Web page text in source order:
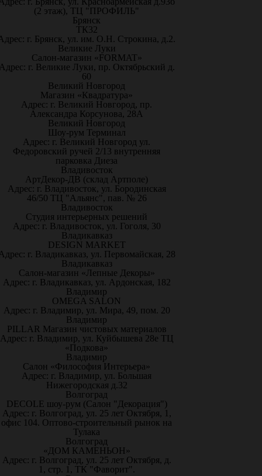
(2 этаж), ТЦ "ПРОФИЛЬ"
Брянск
ТК32
г. Брянск, ул. им. О.Н. Строкина, д.2.
Великие Луки
Салон-магазин «FORMAT»
г. Великие Луки, пр. Октябрьский д.
60
Великий Новгород
Магазин «Квадратура»
Адрес: г. Великий Новгород, пр.
Александра Корсунова, 28А
Великий Новгород
Шоу-рум Терминал
Адрес: г. Великий Новгород ул.
Федоровский ручей 2/13 внутренняя
парковка Диеза
Владивосток
АртДекор-ДВ (склад Артполе)
Адрес: г. Владивосток, ул. Бородинская
46/50 ТЦ "Альянс", пав. № 26
Владивосток
Студия интерьерных решений
Адрес: г. Владивосток, ул. Гоголя, 30
Владикавказ
DESIGN MARKET
г. Владикавказ, ул. Первомайская, 28
Владикавказ
Салон-магазин «Лепные Декоры»
Адрес: г. Владикавказ, ул. Ардонская, 182
Владимир
OMEGA SALON
Адрес: г. Владимир, ул. Мира, 49, пом. 20
Владимир
PILLAR Магазин чистовых материалов
Адрес: г. Владимир, ул. Куйбышева 28е ТЦ
«Подкова»
Владимир
Салон «Философия Интерьера»
Адрес: г. Владимир, ул. Большая
Нижегородская д.32
Волгоград
DECOLE шоу-рум (Салон "Декорация")
Адрес: г. Волгоград, ул. 25 лет Октября, 1,
офис 104. Оптово-строительный рынок на
Тулака
Волгоград
«ДОМ КАМЕНЬОН»
Адрес: г. Волгоград, ул. 25 лет Октября, д.
1, стр. 1, ТК "Фаворит".